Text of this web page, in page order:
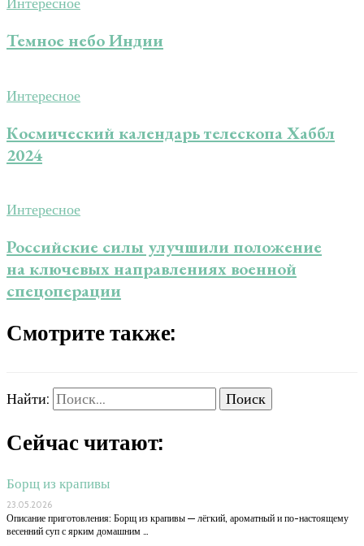
Интересное
Темное небо Индии
Интересное
Космический календарь телескопа Хаббл
2024
Интересное
Российские силы улучшили положение
на ключевых направлениях военной
спецоперации
Смотрите также:
Найти:
Сейчас читают:
Борщ из крапивы
23.05.2026
Описание приготовления: Борщ из крапивы — лёгкий, ароматный и по-настоящему
весенний суп с ярким домашним …